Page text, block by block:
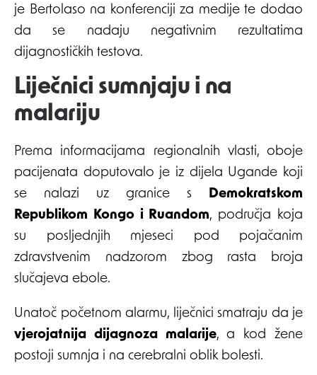
je Bertolaso na konferenciji za medije te dodao
da se nadaju negativnim rezultatima
dijagnostičkih testova.
Liječnici sumnjaju i na
malariju
Prema informacijama regionalnih vlasti, oboje
pacijenata doputovalo je iz dijela Ugande koji
se nalazi uz granice s
Demokratskom
Republikom Kongo i Ruandom, područja koja
su posljednjih mjeseci pod pojačanim
zdravstvenim nadzorom zbog rasta broja
slučajeva ebole.
Unatoč početnom alarmu, liječnici smatraju da je
vjerojatnija dijagnoza malarije, a kod žene
postoji sumnja i na cerebralni oblik bolesti.